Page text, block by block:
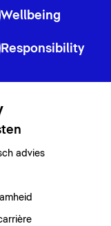
Wellbeing
Responsibility
advies